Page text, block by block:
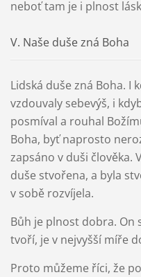
neboť tam je i plnost
V. Naše duše zná Boha
Lidská duše zná Boha. I
vzdouvaly sebevýš, i
posmíval a rouhal
Boha, byť naprosto
zapsáno v duši člověka.
duše stvořena, a byla
v sobě rozvíjela.
Bůh je plnost dobra. On
tvoří, je v nejvyšší míře
Proto můžeme říci, že